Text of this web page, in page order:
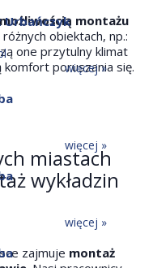
Urbańczyk
więcej »
więcej »
więcej »
montażu
obiektach, np.:
one przytulny klimat
poruszania się.
miastach
wykładzin
zajmuje montaż